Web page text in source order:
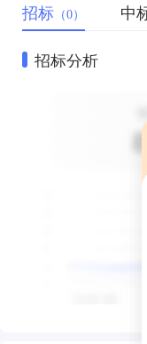
招标 （0） 中
招标分析